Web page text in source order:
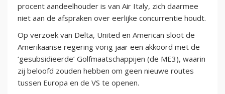
procent aandeelhouder is van Air Italy, zich daarmee
niet aan de afspraken over eerlijke concurrentie houdt.
Op verzoek van Delta, United en American sloot de
Amerikaanse regering vorig jaar een akkoord met de
‘gesubsidieerde’ Golfmaatschappijen (de ME3), waarin
zij beloofd zouden hebben om geen nieuwe routes
tussen Europa en de VS te openen.